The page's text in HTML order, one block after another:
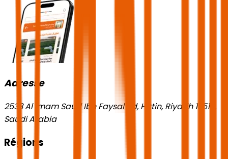
Adresse
2533 Al Imam Saud Ibn Faysal Rd, Hittin, Riyadh 13518,
Saudi Arabia
Régions